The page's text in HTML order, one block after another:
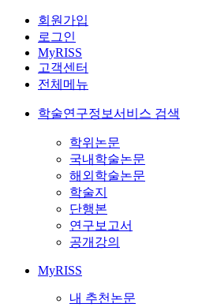
회원가입
로그인
MyRISS
고객센터
전체메뉴
학술연구정보서비스 검색
학위논문
국내학술논문
해외학술논문
학술지
단행본
연구보고서
공개강의
MyRISS
내 추천논문